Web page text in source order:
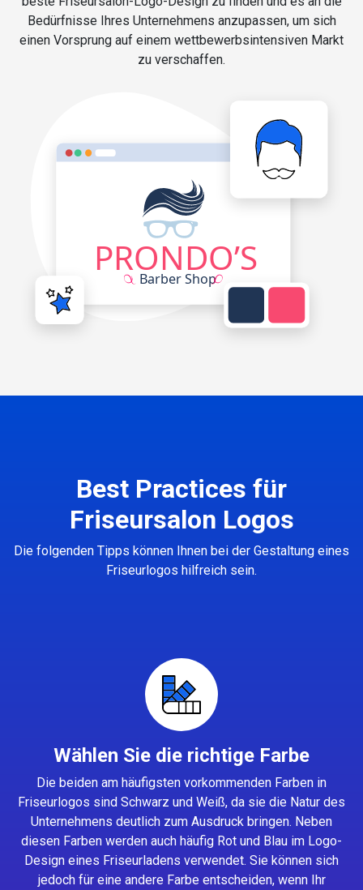
Bedürfnisse Ihres Unternehmens anzupassen, um sich
einen Vorsprung auf einem wettbewerbsintensiven Markt
zu verschaffen.
Best Practices für
Friseursalon Logos
Die folgenden Tipps können Ihnen bei der Gestaltung eines
Friseurlogos hilfreich sein.
Wählen Sie die richtige Farbe
Die beiden am häufigsten vorkommenden Farben in
Friseurlogos sind Schwarz und Weiß, da sie die Natur des
Unternehmens deutlich zum Ausdruck bringen. Neben
diesen Farben werden auch häufig Rot und Blau im Logo-
Design eines Friseurladens verwendet. Sie können sich
jedoch für eine andere Farbe entscheiden, wenn Ihr